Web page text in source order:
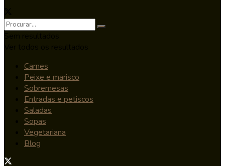
Carnes
Peixe e marisco
Sobremesas
Entradas e petiscos
Saladas
Sopas
Vegetariana
Blog